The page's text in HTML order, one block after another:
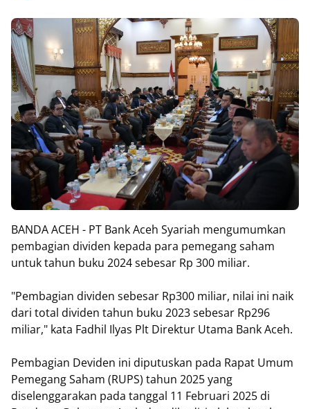
BANDA ACEH - PT Bank Aceh Syariah mengumumkan
pembagian dividen kepada para pemegang saham
untuk tahun buku 2024 sebesar Rp 300 miliar.
"Pembagian dividen sebesar Rp300 miliar, nilai ini naik
dari total dividen tahun buku 2023 sebesar Rp296
miliar," kata Fadhil Ilyas Plt Direktur Utama Bank Aceh.
Pembagian Deviden ini diputuskan pada Rapat Umum
Pemegang Saham (RUPS) tahun 2025 yang
diselenggarakan pada tanggal 11 Februari 2025 di